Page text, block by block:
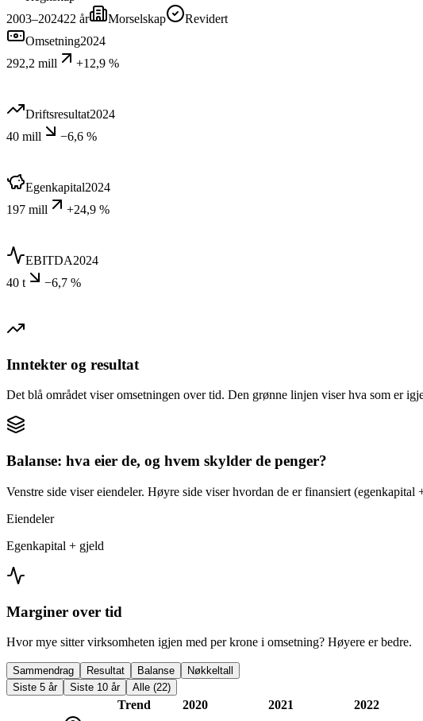
2003–202422 år Morselskap
Revidert
Omsetning2024
292,2 mill
+12,9 %
Driftsresultat2024
40 mill
−6,6 %
Egenkapital2024
197 mill
+24,9 %
EBITDA2024
40 t
−6,7 %
Inntekter og resultat
Det blå området viser omsetningen over tid. Den grønne linjen viser hva som er
Balanse: hva eier de, og hvem skylder de penger?
Venstre side viser eiendeler. Høyre side viser hvordan de er finansiert
Eiendeler
Egenkapital + gjeld
Marginer over tid
Hvor mye sitter virksomheten igjen med per krone i omsetning? Høyere er bedre.
Sammendrag Resultat Balanse
Nøkkeltall
Siste 5 år
Siste 10 år Alle (22)
Trend 2020 2021 2022